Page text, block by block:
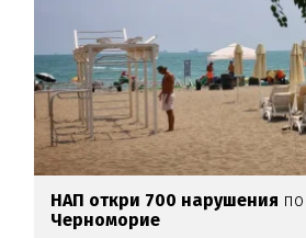
НАП откри 700 нарушения
Черноморие